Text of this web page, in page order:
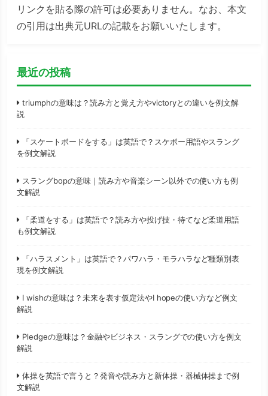
リンクを貼る際の許可は必要ありません。なお、本文
の引用は出典元URLの記載をお願いいたします。
最近の投稿
triumphの意味は？読み方と覚え方やvictoryとの違いを例文解
説
「スケートボードをする」は英語で？スケボー用語やスラング
を例文解説
スラングbopの意味｜読み方や音楽シーン以外での使い方も例
文解説
「柔道をする」は英語で？読み方や投げ技・待てなど柔道用語
も例文解説
「ハラスメント」は英語で？パワハラ・モラハラなど種類別表
現を例文解説
I wishの意味は？未来を表す仮定法やI hopeの使い方など例文
解説
Pledgeの意味は？金融やビジネス・スラングでの使い方を例文
解説
体操を英語で言うと？発音や読み方と新体操・器械体操まで例
文解説